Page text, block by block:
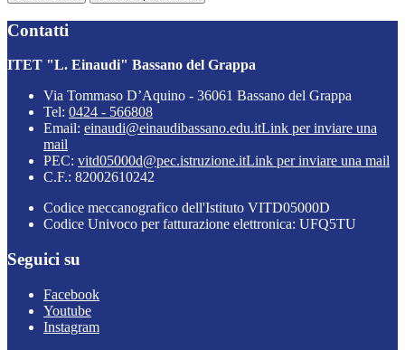
Contatti
ITET "L. Einaudi" Bassano del Grappa
Via Tommaso D’Aquino - 36061 Bassano del Grappa
Tel: 0424 - 566808
Email: einaudi@einaudibassano.edu.itLink per inviare una
mail
PEC: vitd05000d@pec.istruzione.itLink per inviare una mail
C.F.: 82002610242
Codice meccanografico dell'Istituto VITD05000D
Codice Univoco per fatturazione elettronica: UFQ5TU
Seguici su
Facebook
Youtube
Instagram